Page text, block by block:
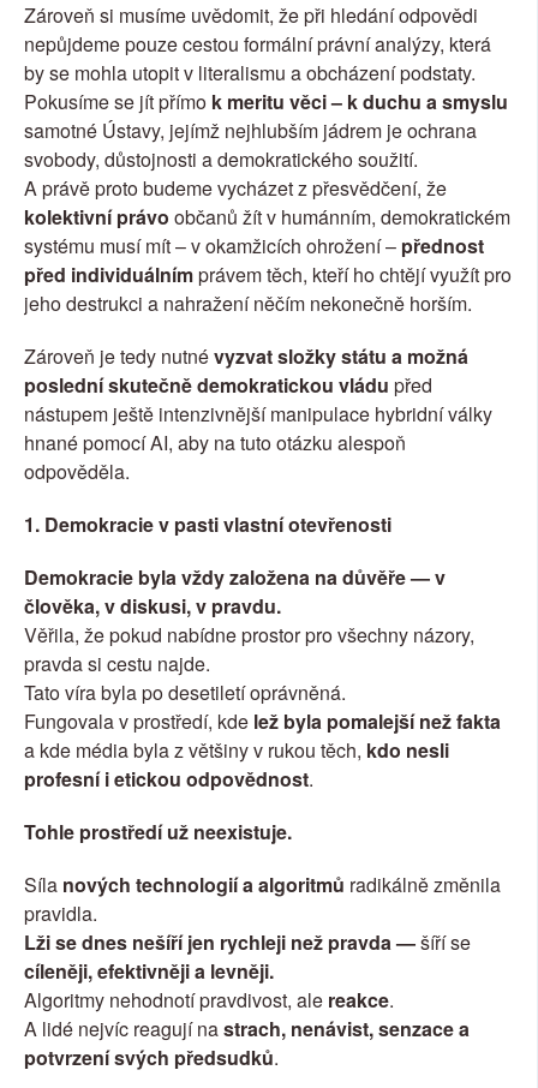
Zároveň si musíme uvědomit, že při hledání odpovědi
nepůjdeme pouze cestou formální právní analýzy, která
by se mohla utopit v literalismu a obcházení podstaty.
Pokusíme se jít přímo k meritu věci – k duchu a smyslu
samotné Ústavy, jejímž nejhlubším jádrem je ochrana
svobody, důstojnosti a demokratického soužití.
kolektivní právo občanů žít v humánním, demokratickém
systému musí mít – v okamžicích ohrožení – přednost
před individuálním právem těch, kteří ho chtějí využít pro
jeho destrukci a nahražení něčím nekonečně horším.
Zároveň je tedy nutné vyzvat složky státu a možná
poslední skutečně demokratickou vládu před
nástupem ještě intenzivnější manipulace hybridní války
hnané pomocí AI, aby na tuto otázku alespoň
odpověděla.
1. Demokracie v pasti vlastní otevřenosti
Demokracie byla vždy založena na důvěře — v
člověka, v diskusi, v pravdu.
Věřila, že pokud nabídne prostor pro všechny názory,
pravda si cestu najde.
Tato víra byla po desetiletí oprávněná.
Fungovala v prostředí, kde lež byla pomalejší než fakta
a kde média byla z většiny v rukou těch, kdo nesli
profesní i etickou odpovědnost.
Tohle prostředí už neexistuje.
Síla nových technologií a algoritmů radikálně změnila
pravidla.
Lži se dnes nešíří jen rychleji než pravda — šíří se
cíleněji, efektivněji a levněji.
Algoritmy nehodnotí pravdivost, ale reakce.
A lidé nejvíc reagují na strach, nenávist, senzace a
potvrzení svých předsudků.